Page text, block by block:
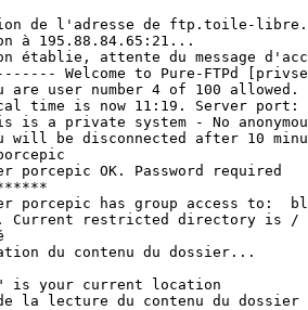
de l'adresse de ftp.toile-
à 195.88.84.65:21...
établie, attente du message
Welcome to Pure-FTPd
are user number 4 of 100 allowed.
time is now 11:19. Server port:
is a private system - No
will be disconnected after 10
porcepic OK. Password required
******
porcepic has group access
Current restricted directory is /
du contenu du dossier...
is your current location
la lecture du contenu du dossier